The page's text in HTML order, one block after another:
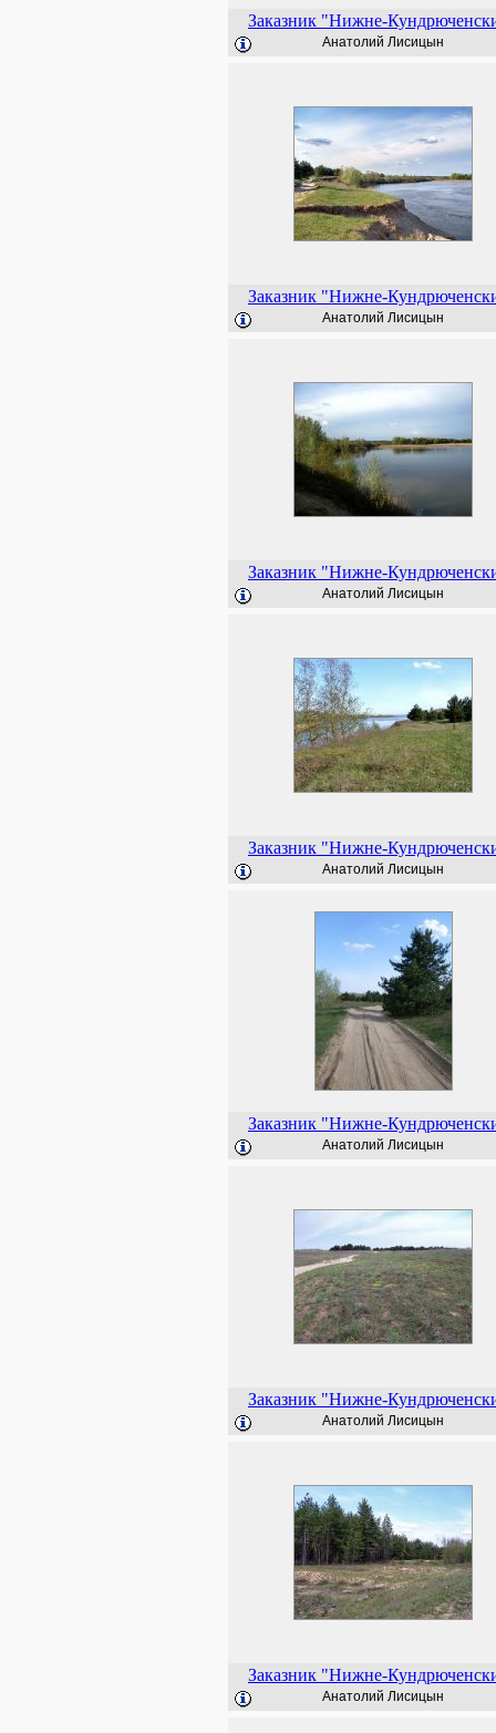
Заказник "Нижне-
Анатолий Лисицын
Заказник "Нижне-
Анатолий Лисицын
Заказник "Нижне-
Анатолий Лисицын
Заказник "Нижне-
Анатолий Лисицын
Заказник "Нижне-
Анатолий Лисицын
Заказник "Нижне-
Анатолий Лисицын
Заказник "Нижне-
Анатолий Лисицын